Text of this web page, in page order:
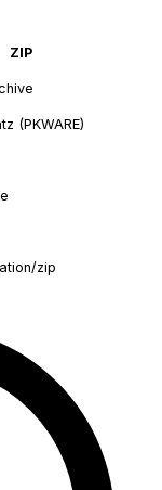
ZIP
(PKWARE)
zip